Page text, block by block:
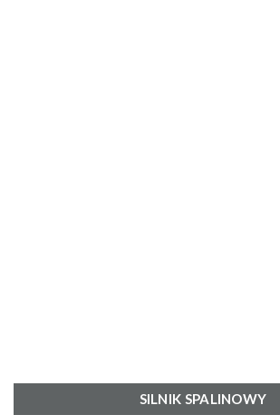
SILNIK SPALINOWY